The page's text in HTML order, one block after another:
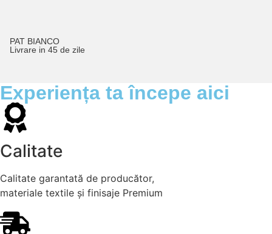
PAT BIANCO
Livrare in 45 de zile
Experiența ta începe aici
Calitate
Calitate garantată de producător,
materiale textile și finisaje Premium